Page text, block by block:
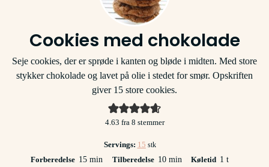
Cookies med chokolade
Seje cookies, der er sprøde i kanten og bløde i midten. Med store
stykker chokolade og lavet på olie i stedet for smør. Opskriften
giver 15 store cookies.
4.63 fra 8 stemmer
Servings: 15 stk
Forberedelse 15minutter
min Tilberedelse 10minutter
min Køletid 1 time
t